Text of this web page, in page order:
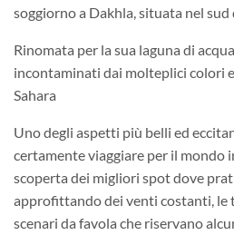
soggiorno a Dakhla, situata nel sud
Rinomata per la sua laguna di
incontaminati dai molteplici colori
Sahara
Uno degli aspetti più belli ed
certamente viaggiare per il mondo
scoperta dei migliori spot dove
approfittando dei venti costanti, le
scenari da favola che riservano